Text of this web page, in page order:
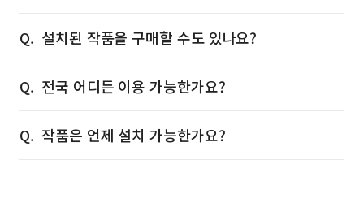
설치된 작품을 구매할 수도 있나요?
전국 어디든 이용 가능한가요?
작품은 언제 설치 가능한가요?